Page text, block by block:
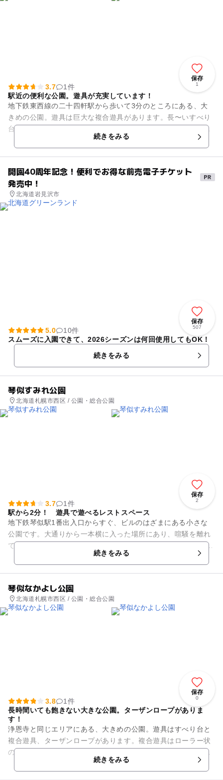
保存
1
3.7
1件
駅近の便利な公園。遊具が充実しています！
地下鉄東西線の二十四軒駅から歩いて3分のところにある、大
きめの公園。遊具は巨大な複合遊具があります。長〜いすべり
台をはじめ、見晴らし台やロッククライミング風の壁、鉄棒な
どがセットになったタイプで...続きをみる
開園40周年記念！便利でお得な前売電子チケット
発売中！
北海道岩見沢市
保存
507
5.0
10件
スムーズに入園できて、2026シーズンは何回使用してもOK！
続きをみる
琴似すみれ公園
北海道札幌市西区 / 公園・総合公園
保存
2
3.7
1件
駅から2分！ 遊具で遊べるレストスペース
地下鉄琴似駅1番出入口からすぐ、ビルのはざまにある小さな
公園です。大通りから一本横に入った場所にあり、喧騒を離れ
て休憩したいファミリーにおススメのスポットです。 コンパク
続きをみる
琴似なかよし公園
北海道札幌市西区 / 公園・総合公園
保存
0
3.8
1件
長時間いても飽きない大きな公園。ターザンロープがありま
す！
浄恩寺と同じエリアにある、大きめの公園。遊具はすべり台と
複合遊具、ターザンロープがあります。複合遊具はローラー状
のすべり台と雲梯、登り棒、見晴らし台などがセットになった
タイプで、遊び応え十分。と...続きをみる